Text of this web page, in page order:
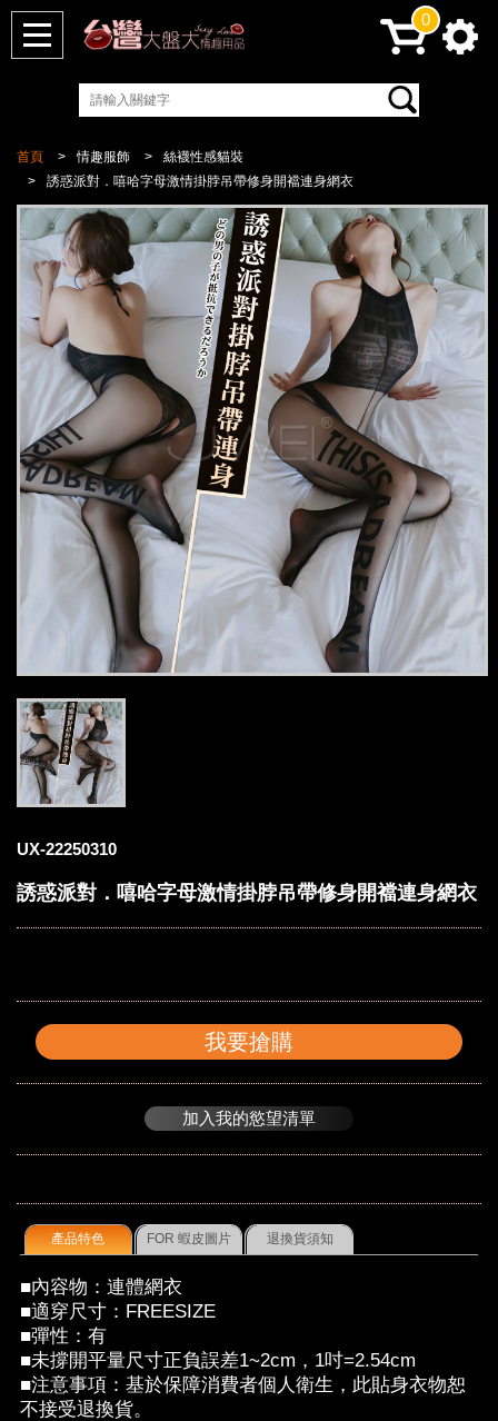
首頁 情趣服飾
絲襪性感貓裝
誘惑派對．嘻哈字母激情掛脖吊帶修身開襠連身網衣
UX-22250310
誘惑派對．嘻哈字母激情掛脖吊帶修身開襠連身網衣
我要搶購
加入我的慾望清單
產品特色 FOR 蝦皮圖片 退換貨須知
■內容物：連體網衣
■適穿尺寸：FREESIZE
■彈性：有
■未撐開平量尺寸正負誤差1~2cm，1吋=2.54cm
■注意事項：基於保障消費者個人衛生，此貼身衣物恕
不接受退換貨。
0